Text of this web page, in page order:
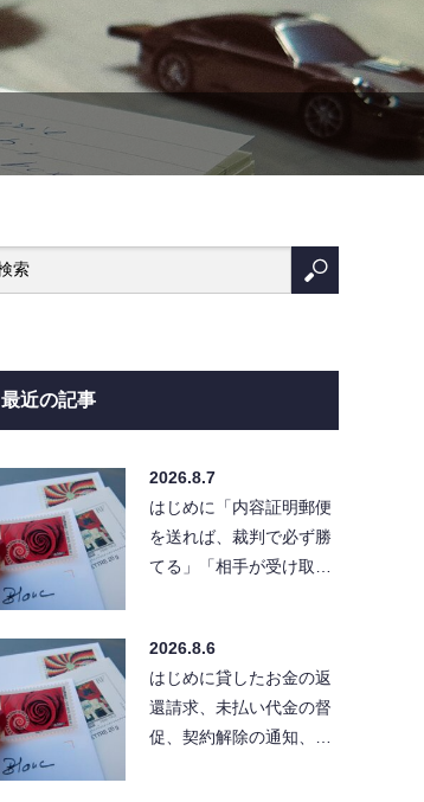
最近の記事
2026.8.7
はじめに「内容証明郵便
を送れば、裁判で必ず勝
てる」「相手が受け取ら
い…
2026.8.6
はじめに貸したお金の返
還請求、未払い代金の督
促、契約解除の通知、ク